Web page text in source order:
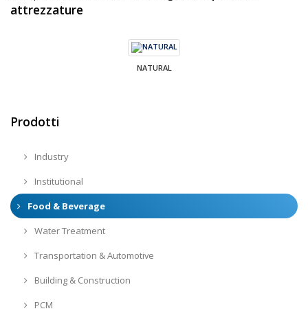
attrezzature
NATURAL
Prodotti
Industry
Institutional
Food & Beverage
Water Treatment
Transportation & Automotive
Building & Construction
PCM